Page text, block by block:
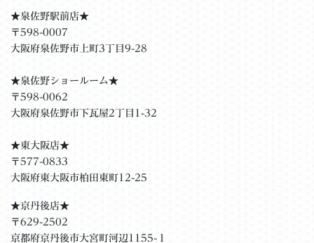
★泉佐野駅前店★
〒598-0007
大阪府泉佐野市上町3丁目9-28
★泉佐野ショールーム★
〒598-0062
大阪府泉佐野市下瓦屋2丁目1-32
★東大阪店★
〒577-0833
大阪府東大阪市柏田東町12-25
★京丹後店★
〒629-2502
京都府京丹後市大宮町河辺1155-１